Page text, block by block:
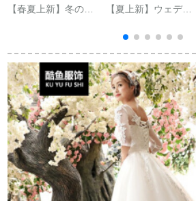
【春夏上新】冬のウ
袖毛襟厚手大柄サイ
ズスレッド新婦結婚
ドレス白XL
【夏上新】ウェディ
グドレースの新型
2018コリアスタスタ
イルスタイルスタイ
ルスタイルスタイル
スタイルスタイルス
タイルスタイルダウ
ン长袖ドレンストー
ムの大好きなセレス
ス。